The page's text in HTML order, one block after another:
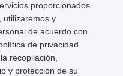
proporcionados
utilizaremos y
de acuerdo con
de privacidad
recopilación,
y protección de su